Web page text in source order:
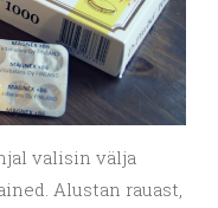
valisin välja
Alustan rauast,